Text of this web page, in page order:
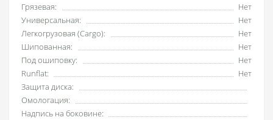
Грязевая:
Нет
Универсальная:
Нет
Легкогрузовая (Cargo):
Нет
Шипованная:
Нет
Под ошиповку:
Нет
Runflat:
Нет
Защита диска:
Омологация:
Надпись на боковине: